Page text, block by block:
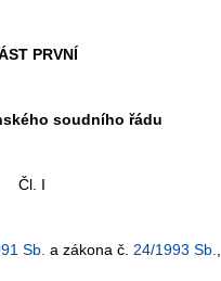
PRVNÍ
soudního řádu
Čl. I
Sb. a zákona č. 24/1993 Sb.